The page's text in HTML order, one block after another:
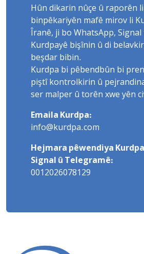
Hûn dikarin nûçe û raporên
binpêkariyên mafê mirov li
Îranê, ji bo WhatsApp,
Kurdpayê bişînin û di
beşdar bibin.
Kurdpa bi pêbendbûn bi
piştî kontrolkirin û
ser malper û torên xwe yên
Emaila Kurdpa:
info@kurdpa.com
Hejmara pêwendiya
Signal û Telegramê:
0012026078129